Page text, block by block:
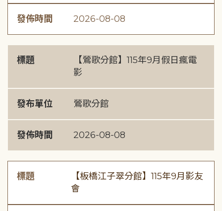
發佈時間 2026-08-08
標題
【鶯歌分館】115年9月假日瘋電
影
發布單位 鶯歌分館
發佈時間 2026-08-08
標題
【板橋江子翠分館】115年9月影友
會